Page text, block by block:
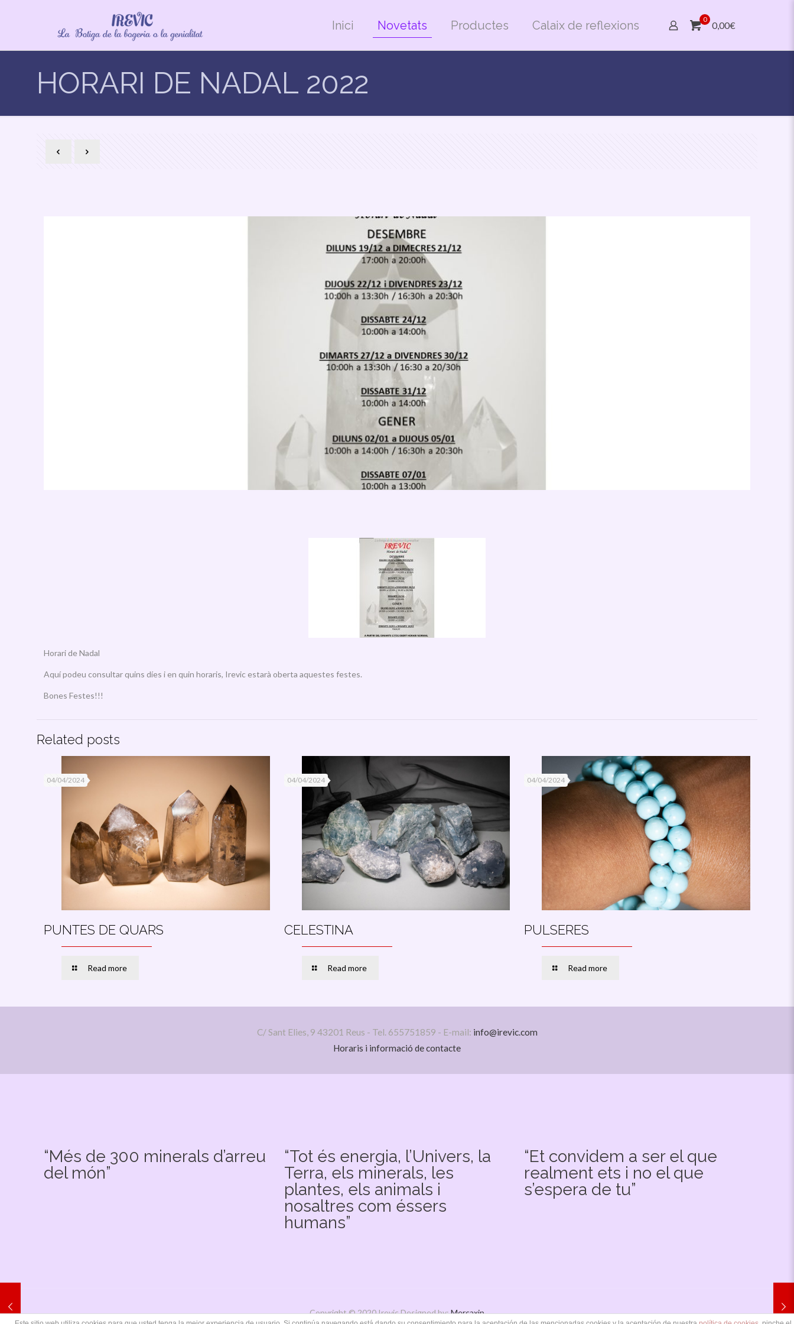
Inici Novetats Productes Calaix de reflexions 0
0,00€
HORARI DE NADAL 2022
Horari de Nadal
Aquí podeu consultar quins díes i en quin horaris, Irevic estarà oberta aquestes festes.
Bones Festes!!!
Related posts
04/04/2024
PUNTES DE QUARS
Read more
04/04/2024
CELESTINA
Read more
04/04/2024
PULSERES
Read more
C/ Sant Elies, 9 43201 Reus - Tel. 655751859 - E-mail: info@irevic.com
Horaris i informació de contacte
“Més de 300 minerals d’arreu
del món”
“Tot és energia, l’Univers, la
Terra, els minerals, les
plantes, els animals i
nosaltres com éssers
humans”
“Et convidem a ser el que
realment ets i no el que
s’espera de tu”
Copyright © 2020 Irevic Designed by:Mercaxip